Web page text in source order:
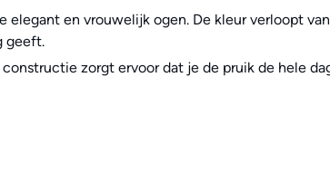
en vrouwelijk ogen. De kleur verloopt
geeft.
zorgt ervoor dat je de pruik de hele